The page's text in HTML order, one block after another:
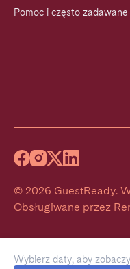
Wybierz daty, aby
Pomoc i często
© 2026 GuestReady.
Obsługiwane przez